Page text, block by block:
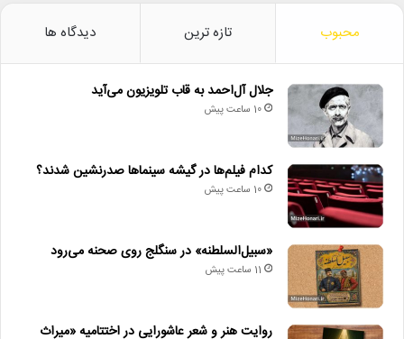
محبوب تازه ترین دیدگاه ها
جلال آل‌احمد به قاب تلویزیون می‌آید
10 ساعت پیش
کدام فیلم‌ها در گیشه سینماها صدرنشین شدند؟
10 ساعت پیش
«سبیل‌السلطنه» در سنگلج روی صحنه می‌رود
11 ساعت پیش
روایت هنر و شعر عاشورایی در اختتامیه «میراث